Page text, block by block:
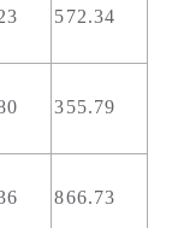
572.34
355.79
866.73